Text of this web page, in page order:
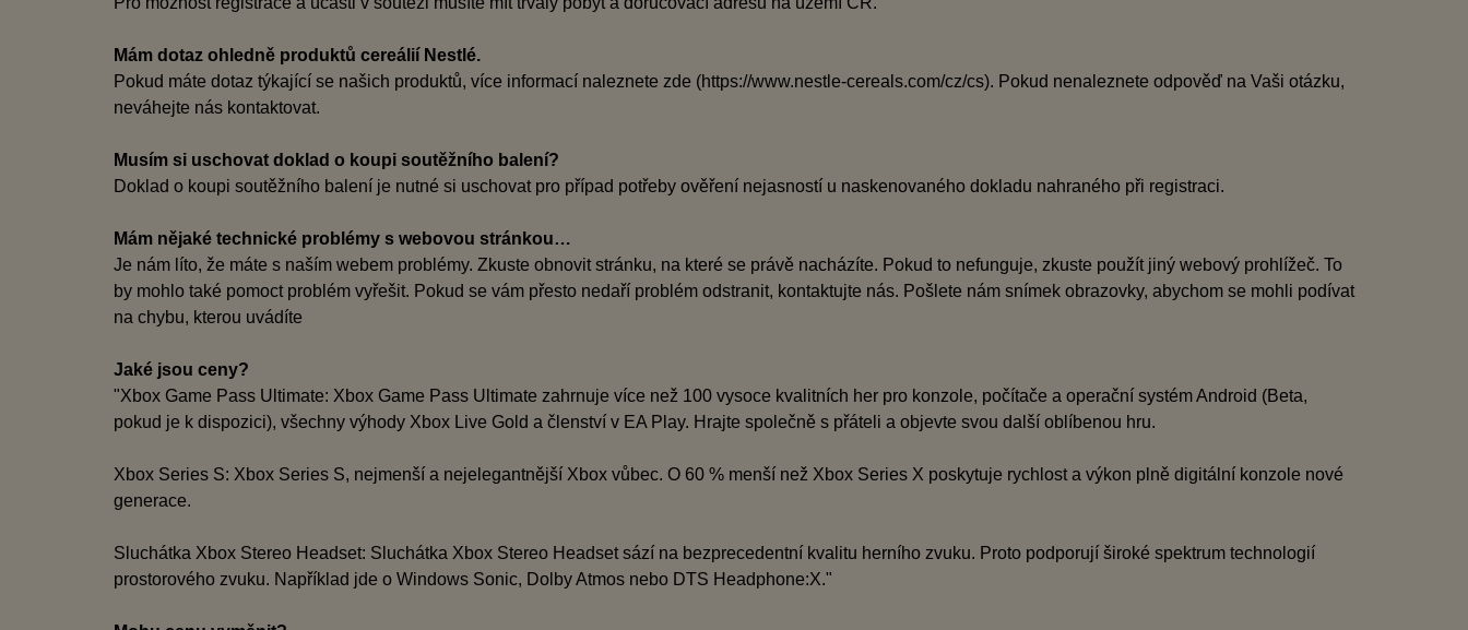
Mám dotaz ohledně produktů cereálií Nestlé.
Pokud máte dotaz týkající se našich produktů, více informací naleznete zde (https://www.nestle-cereals.com/cz/cs). Pokud nenaleznete odpověď na Vaši otázku,
neváhejte nás kontaktovat.
Musím si uschovat doklad o koupi soutěžního balení?
Doklad o koupi soutěžního balení je nutné si uschovat pro případ potřeby ověření nejasností u naskenovaného dokladu nahraného při registraci.
Mám nějaké technické problémy s webovou stránkou…
Je nám líto, že máte s naším webem problémy. Zkuste obnovit stránku, na které se právě nacházíte. Pokud to nefunguje, zkuste použít jiný webový prohlížeč. To
by mohlo také pomoct problém vyřešit. Pokud se vám přesto nedaří problém odstranit, kontaktujte nás. Pošlete nám snímek obrazovky, abychom se mohli podívat
na chybu, kterou uvádíte
Jaké jsou ceny?
"Xbox Game Pass Ultimate: Xbox Game Pass Ultimate zahrnuje více než 100 vysoce kvalitních her pro konzole, počítače a operační systém Android (Beta,
pokud je k dispozici), všechny výhody Xbox Live Gold a členství v EA Play. Hrajte společně s přáteli a objevte svou další oblíbenou hru.
Xbox Series S: Xbox Series S, nejmenší a nejelegantnější Xbox vůbec. O 60 % menší než Xbox Series X poskytuje rychlost a výkon plně digitální konzole nové
generace.
Sluchátka Xbox Stereo Headset: Sluchátka Xbox Stereo Headset sází na bezprecedentní kvalitu herního zvuku. Proto podporují široké spektrum technologií
prostorového zvuku. Například jde o Windows Sonic, Dolby Atmos nebo DTS Headphone:X."